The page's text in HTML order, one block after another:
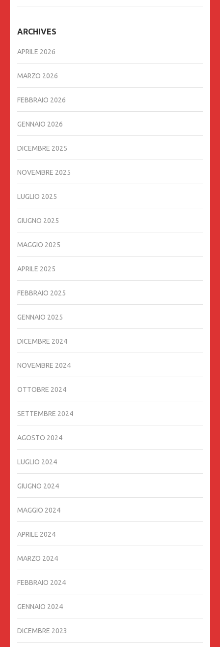
ARCHIVES
APRILE 2026
MARZO 2026
FEBBRAIO 2026
GENNAIO 2026
DICEMBRE 2025
NOVEMBRE 2025
LUGLIO 2025
GIUGNO 2025
MAGGIO 2025
APRILE 2025
FEBBRAIO 2025
GENNAIO 2025
DICEMBRE 2024
NOVEMBRE 2024
OTTOBRE 2024
SETTEMBRE 2024
AGOSTO 2024
LUGLIO 2024
GIUGNO 2024
MAGGIO 2024
APRILE 2024
MARZO 2024
FEBBRAIO 2024
GENNAIO 2024
DICEMBRE 2023